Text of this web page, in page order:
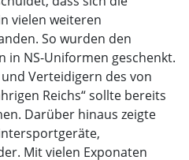
vielen weiteren
So wurden den
in NS-Uniformen geschenkt.
Verteidigern des von
Reichs“ sollte bereits
Darüber hinaus zeigte
Mit vielen Exponaten